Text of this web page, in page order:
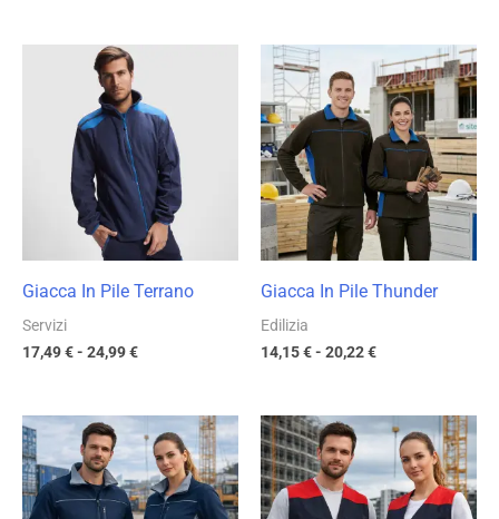
Giacca In Pile Terrano
Servizi
17,49€- 24,99€
prezzo:
da
17,49 €
a
24,99 €
Giacca In Pile Thunder
Edilizia
14,15€- 20,22€
di
prezzo:
da
14,15 €
a
20,22 €
di
prezzo:
da
21,05 €
Fascia
prezzo:
da
12,73 €